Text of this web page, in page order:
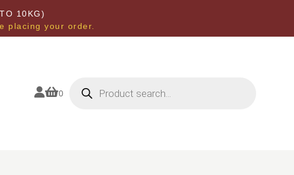
10KG)
placing your order.
0 search